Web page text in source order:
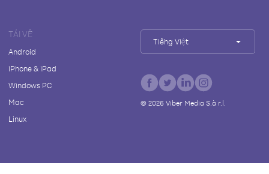
TẢI VỀ
Android
iPhone & iPad
Windows PC
Mac
Linux
Tiếng Việt
© 2026Viber Media S.à r.l.